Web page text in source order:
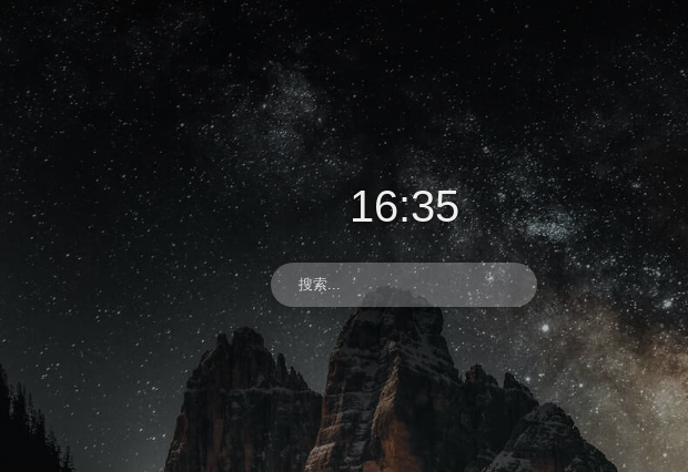
16:35